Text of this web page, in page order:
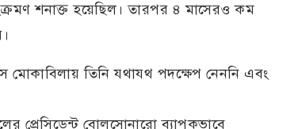
শনাক্ত হয়েছিল। তারপর ৪ মাসেরও কম
মোকাবিলায় তিনি যথাযথ পদক্ষেপ নেননি এবং
প্রেসিডেন্ট বোলসোনারো ব্যাপকভাবে